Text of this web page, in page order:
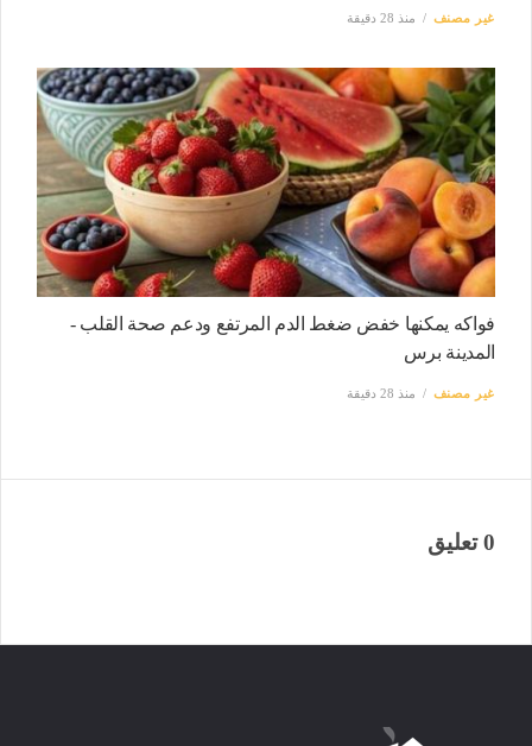
غير مصنف منذ 28 دقيقة
فواكه يمكنها خفض ضغط الدم المرتفع ودعم صحة القلب -
المدينة برس
غير مصنف منذ 28 دقيقة
0 تعليق